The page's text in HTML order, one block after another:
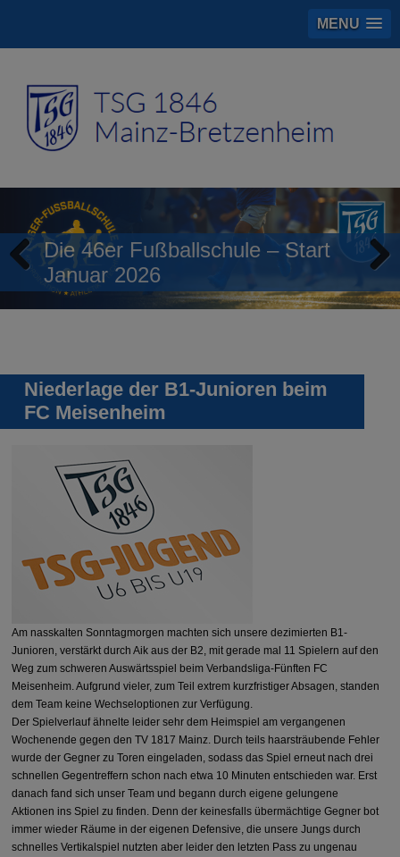
MENU
Die 46er Fußballschule – Start
Januar 2026
Previous
Niederlage der B1-Junioren beim
FC Meisenheim
Am nasskalten Sonntagmorgen machten sich unsere dezimierten B1-
Junioren, verstärkt durch Aik aus der B2, mit gerade mal 11 Spielern auf den
Weg zum schweren Auswärtsspiel beim Verbandsliga-Fünften FC
Meisenheim. Aufgrund vieler, zum Teil extrem kurzfristiger Absagen, standen
dem Team keine Wechseloptionen zur Verfügung.
Der Spielverlauf ähnelte leider sehr dem Heimspiel am vergangenen
Wochenende gegen den TV 1817 Mainz. Durch teils haarsträubende Fehler
wurde der Gegner zu Toren eingeladen, sodass das Spiel erneut nach drei
schnellen Gegentreffern schon nach etwa 10 Minuten entschieden war. Erst
danach fand sich unser Team und begann durch eigene gelungene
Aktionen ins Spiel zu finden. Denn der keinesfalls übermächtige Gegner bot
immer wieder Räume in der eigenen Defensive, die unsere Jungs durch
schnelles Vertikalspiel nutzten aber leider den letzten Pass zu ungenau